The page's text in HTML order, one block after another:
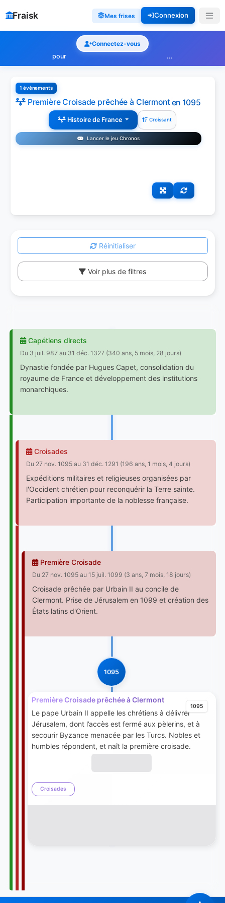
Fraisk Mes frises Connexion
Connectez-vous
pour
...
1 évènements
Première Croisade prêchée à Clermonten 1095
Histoire de France Croissant
Lancer le jeu Chronos
Réinitialiser
Voir plus de filtres
Capétiens directs
Du 3 juil. 987 au 31 déc. 1327 (340 ans, 5 mois, 28 jours)
Dynastie fondée par Hugues Capet, consolidation du
royaume de France et développement des institutions
monarchiques.
Croisades
Du 27 nov. 1095 au 31 déc. 1291 (196 ans, 1 mois, 4 jours)
Expéditions militaires et religieuses organisées par
l'Occident chrétien pour reconquérir la Terre sainte.
Participation importante de la noblesse française.
Première Croisade
Du 27 nov. 1095 au 15 juil. 1099 (3 ans, 7 mois, 18 jours)
Croisade prêchée par Urbain II au concile de
Clermont. Prise de Jérusalem en 1099 et création des
États latins d'Orient.
1095
1095
Première Croisade prêchée à Clermont
Le pape Urbain II appelle les chrétiens à délivrer
Jérusalem, dont l’accès est fermé aux pèlerins, et à
secourir Byzance menacée par les Turcs. Nobles et
humbles répondent, et naît la première croisade.
Croisades